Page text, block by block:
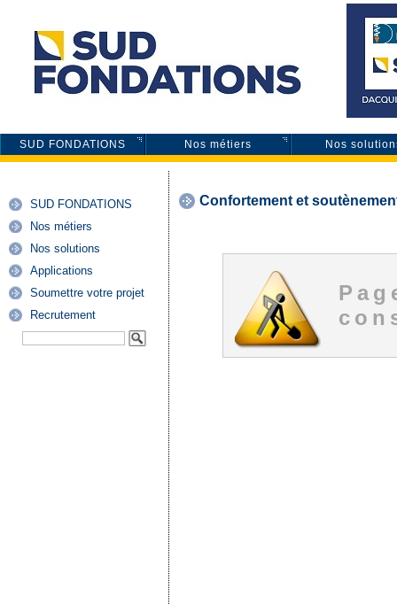
SUD FONDATIONS Nos métiers Nos
SUD FONDATIONS
Nos métiers
Nos solutions
Applications
Soumettre votre projet
Recrutement
Confortement et